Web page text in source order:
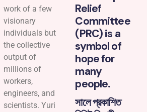
work of a few
visionary
individuals but
the collective
output of
millions of
workers,
engineers, and
scientists. Yuri
Relief
Committee
(PRC) is a
symbol of
hope for
many
people.
সালে প্রকাশিত